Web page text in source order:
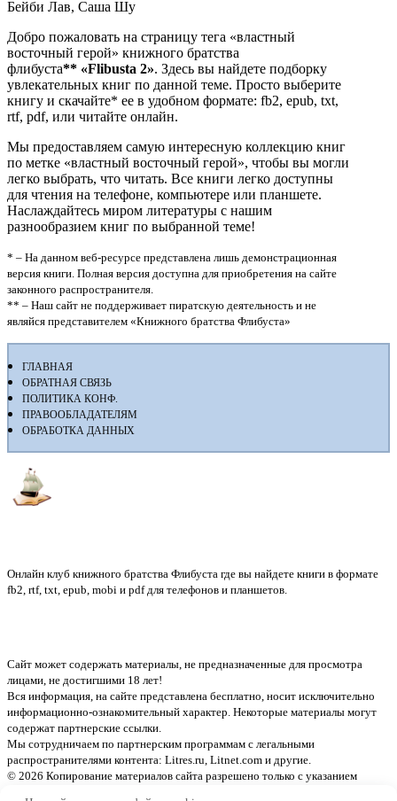
Бейби Лав, Саша Шу
Добро пожаловать на страницу тега «властный
восточный герой» книжного братства
флибуста** «Flibusta 2». Здесь вы найдете подборку
увлекательных книг по данной теме. Просто выберите
книгу и скачайте* ее в удобном формате: fb2, epub, txt,
rtf, pdf, или читайте онлайн.
Мы предоставляем самую интересную коллекцию книг
по метке «властный восточный герой», чтобы вы могли
легко выбрать, что читать. Все книги легко доступны
для чтения на телефоне, компьютере или планшете.
Наслаждайтесь миром литературы с нашим
разнообразием книг по выбранной теме!
* – На данном веб-ресурсе представлена лишь демонстрационная
версия книги. Полная версия доступна для приобретения на сайте
законного распространителя.
** – Наш сайт не поддерживает пиратскую деятельность и не
являйся представителем «Книжного братства Флибуста»
ГЛАВНАЯ
ОБРАТНАЯ СВЯЗЬ
ПОЛИТИКА КОНФ.
ПРАВООБЛАДАТЕЛЯМ
ОБРАБОТКА ДАННЫХ
Онлайн клуб книжного братства Флибуста где вы найдете книги в формате
fb2, rtf, txt, epub, mobi и pdf для телефонов и планшетов.
Сайт может содержать материалы, не предназначенные для просмотра
лицами, не достигшими 18 лет!
Вся информация, на сайте представлена бесплатно, носит исключительно
информационно-ознакомительный характер. Некоторые материалы могут
содержат партнерские ссылки.
Мы сотрудничаем по партнерским программам с легальными
распространителями контента: Litres.ru, Litnet.com и другие.
© 2026 Копирование материалов сайта разрешено только с указанием